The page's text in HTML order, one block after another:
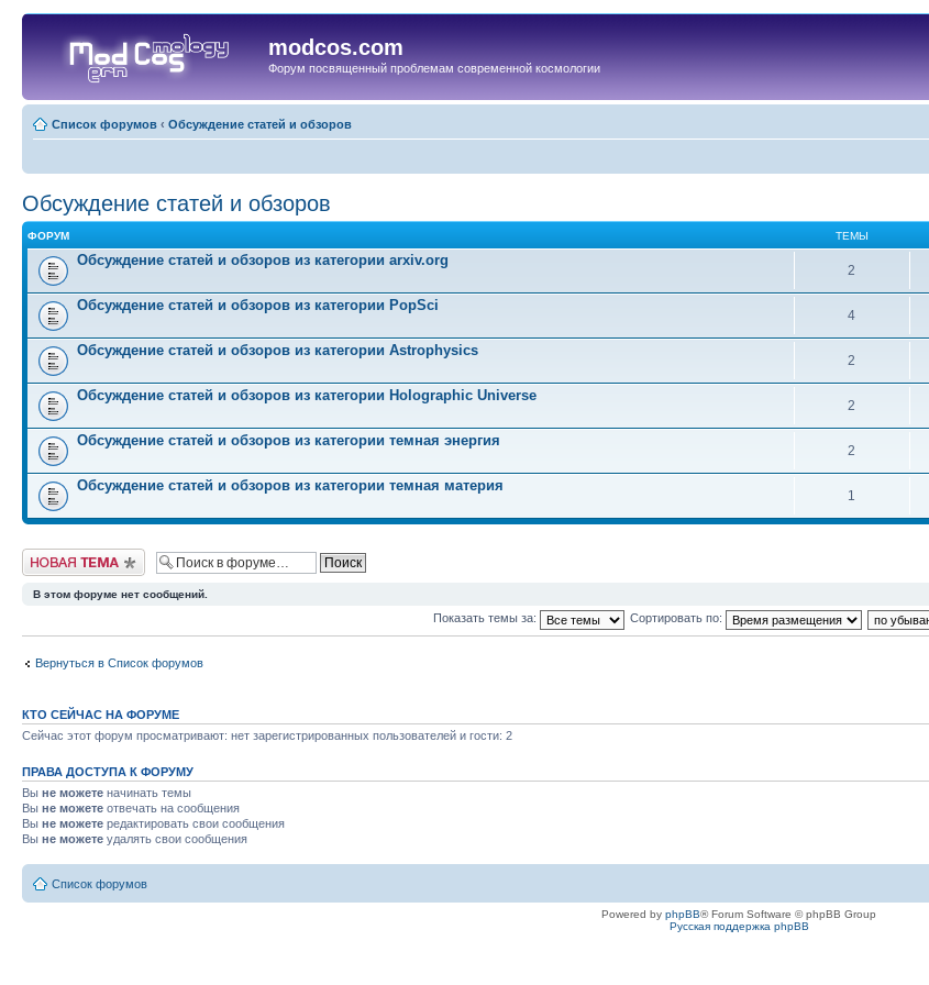
modcos.com
Форум посвященный проблемам современной космологии
Список форумов ‹ Обсуждение статей и обзоров
Обсуждение статей и обзоров
ФОРУМ ТЕМЫ
Обсуждение статей и обзоров из категории arxiv.org
2
Обсуждение статей и обзоров из категории PopSci
4
Обсуждение статей и обзоров из категории Astrophysics
2
Обсуждение статей и обзоров из категории Holographic Universe
2
Обсуждение статей и обзоров из категории темная энергия
2
Обсуждение статей и обзоров из категории темная материя
1
Начать новую тему
В этом форуме нет сообщений.
Показать темы за: Сортировать по:
Вернуться в Список форумов
КТО СЕЙЧАС НА ФОРУМЕ
Сейчас этот форум просматривают: нет зарегистрированных пользователей и гости: 2
ПРАВА ДОСТУПА К ФОРУМУ
Вы не можете начинать темы
Вы не можете отвечать на сообщения
Вы не можете редактировать свои сообщения
Вы не можете удалять свои сообщения
Список форумов
Powered by phpBB® Forum Software © phpBB Group
Русская поддержка phpBB